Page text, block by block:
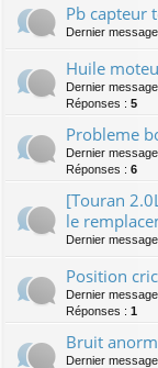
Pb capteur
Dernier
Huile
Dernier
Réponses : 5
Probleme
Dernier
Réponses : 6
[Touran
le
Dernier
Position
Dernier
Réponses : 1
Bruit
Dernier